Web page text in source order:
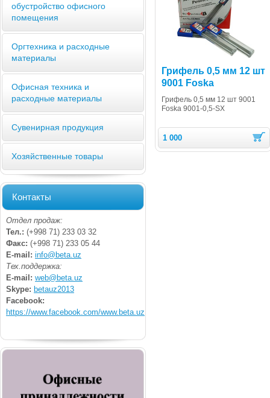
обустройство офисного
помещения
Оргтехника и расходные
материалы
Офисная техника и
расходные материалы
Сувенирная продукция
Хозяйственные товары
Контакты
Отдел продаж:
Тел.: (+998 71) 233 03 32
Факс: (+998 71) 233 05 44
E-mail: info@beta.uz
Тех.поддержка:
E-mail: web@beta.uz
Skype: betauz2013
Facebook:
https://www.facebook.com/www.beta.uz
Грифель 0,5 мм 12 шт
9001 Foska
Грифель 0,5 мм 12 шт 9001
Foska 9001-0,5-SX
1 000